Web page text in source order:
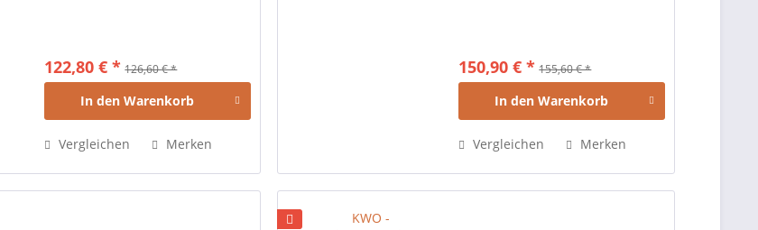
122,80 € * 126,60 € *
In den Warenkorb
Vergleichen Merken
150,90 € * 155,60 € *
In den Warenkorb
Vergleichen Merken